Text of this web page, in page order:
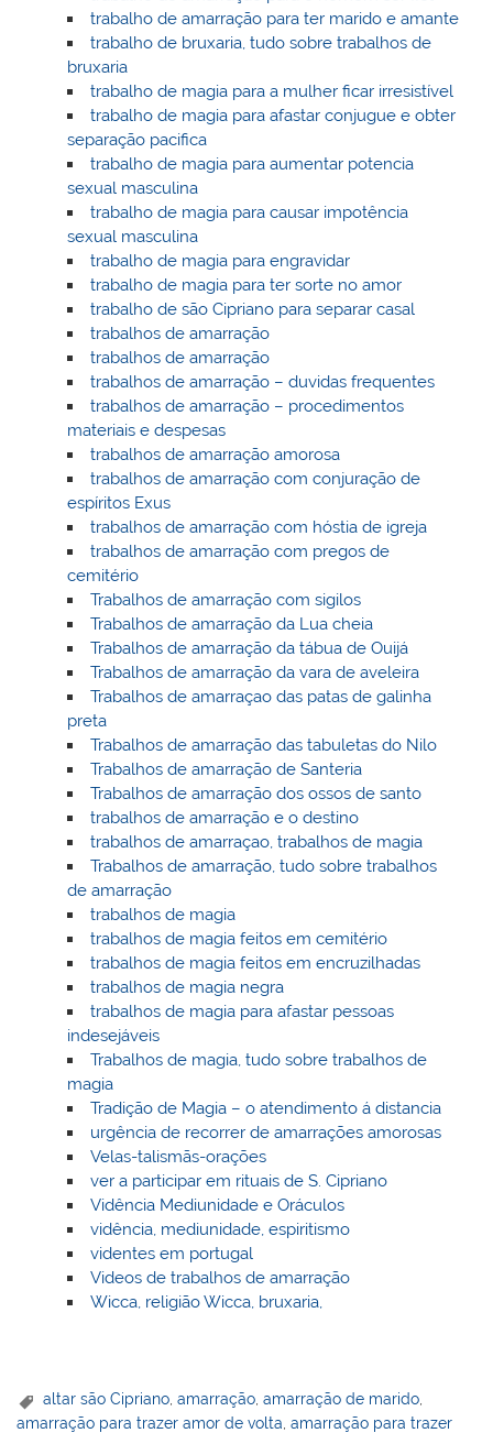
trabalho de amarração para ter marido e amante
trabalho de bruxaria, tudo sobre trabalhos de
bruxaria
trabalho de magia para a mulher ficar irresistível
trabalho de magia para afastar conjugue e obter
separação pacifica
trabalho de magia para aumentar potencia
sexual masculina
trabalho de magia para causar impotência
sexual masculina
trabalho de magia para engravidar
trabalho de magia para ter sorte no amor
trabalho de são Cipriano para separar casal
trabalhos de amarração
trabalhos de amarração
trabalhos de amarração – duvidas frequentes
trabalhos de amarração – procedimentos
materiais e despesas
trabalhos de amarração amorosa
trabalhos de amarração com conjuração de
espíritos Exus
trabalhos de amarração com hóstia de igreja
trabalhos de amarração com pregos de
cemitério
Trabalhos de amarração com sigilos
Trabalhos de amarração da Lua cheia
Trabalhos de amarração da tábua de Ouijá
Trabalhos de amarração da vara de aveleira
Trabalhos de amarraçao das patas de galinha
preta
Trabalhos de amarração das tabuletas do Nilo
Trabalhos de amarração de Santeria
Trabalhos de amarração dos ossos de santo
trabalhos de amarração e o destino
trabalhos de amarraçao, trabalhos de magia
Trabalhos de amarração, tudo sobre trabalhos
de amarração
trabalhos de magia
trabalhos de magia feitos em cemitério
trabalhos de magia feitos em encruzilhadas
trabalhos de magia negra
trabalhos de magia para afastar pessoas
indesejáveis
Trabalhos de magia, tudo sobre trabalhos de
magia
Tradição de Magia – o atendimento á distancia
urgência de recorrer de amarrações amorosas
Velas-talismãs-orações
ver a participar em rituais de S. Cipriano
Vidência Mediunidade e Oráculos
vidência, mediunidade, espiritismo
videntes em portugal
Videos de trabalhos de amarração
Wicca, religião Wicca, bruxaria,
altar são Cipriano,amarração,amarração de marido,
amarração para trazer amor de volta ,amarração para trazer